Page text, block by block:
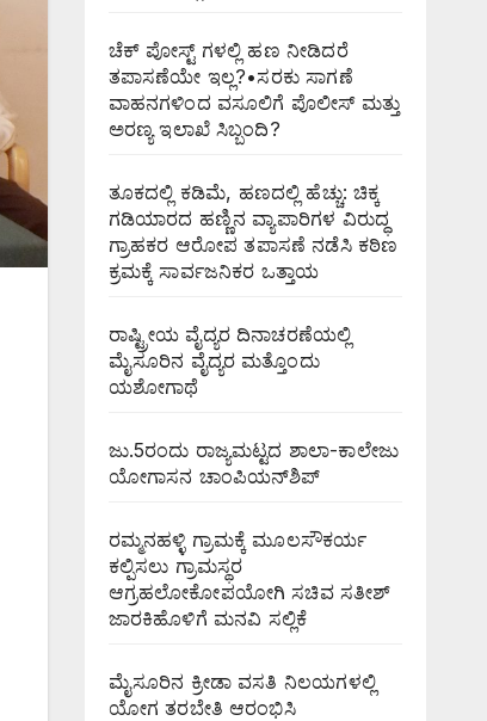
ಚೆಕ್ ಪೋಸ್ಟ್ ಗಳಲ್ಲಿ ಹಣ ನೀಡಿದರೆ
ತಪಾಸಣೆಯೇ ಇಲ್ಲ?•ಸರಕು ಸಾಗಣೆ
ವಾಹನಗಳಿಂದ ವಸೂಲಿಗೆ ಪೊಲೀಸ್ ಮತ್ತು
ಅರಣ್ಯ ಇಲಾಖೆ ಸಿಬ್ಬಂದಿ?
ತೂಕದಲ್ಲಿ ಕಡಿಮೆ, ಹಣದಲ್ಲಿ ಹೆಚ್ಚು: ಚಿಕ್ಕ
ಗಡಿಯಾರದ ಹಣ್ಣಿನ ವ್ಯಾಪಾರಿಗಳ ವಿರುದ್ಧ
ಗ್ರಾಹಕರ ಆರೋಪ ತಪಾಸಣೆ ನಡೆಸಿ ಕಠಿಣ
ಕ್ರಮಕ್ಕೆ ಸಾರ್ವಜನಿಕರ ಒತ್ತಾಯ
ರಾಷ್ಟ್ರೀಯ ವೈದ್ಯರ ದಿನಾಚರಣೆಯಲ್ಲಿ
ಮೈಸೂರಿನ ವೈದ್ಯರ ಮತ್ತೊಂದು
ಯಶೋಗಾಥೆ
ಜು.5ರಂದು ರಾಜ್ಯಮಟ್ಟದ ಶಾಲಾ-ಕಾಲೇಜು
ಯೋಗಾಸನ ಚಾಂಪಿಯನ್‌ಶಿಪ್
ರಮ್ಮನಹಳ್ಳಿ ಗ್ರಾಮಕ್ಕೆ ಮೂಲಸೌಕರ್ಯ
ಕಲ್ಪಿಸಲು ಗ್ರಾಮಸ್ಥರ
ಆಗ್ರಹಲೋಕೋಪಯೋಗಿ ಸಚಿವ ಸತೀಶ್
ಜಾರಕಿಹೊಳಿಗೆ ಮನವಿ ಸಲ್ಲಿಕೆ
ಮೈಸೂರಿನ ಕ್ರೀಡಾ ವಸತಿ ನಿಲಯಗಳಲ್ಲಿ
ಯೋಗ ತರಬೇತಿ ಆರಂಭಿಸಿ